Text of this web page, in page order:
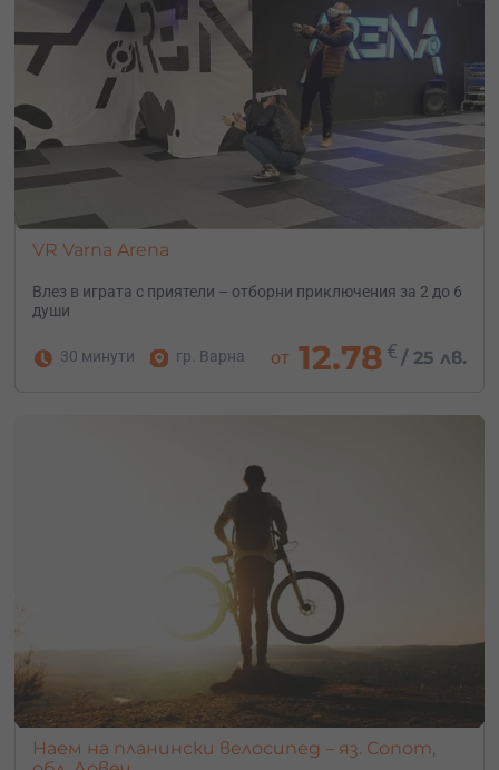
VR Varna Arena
Влез в играта с приятели – отборни приключения за 2 до 6
души
30 минути гр. Варна от 12.78 € /25 лв.
Наем на планински велосипед – яз. Сопот,